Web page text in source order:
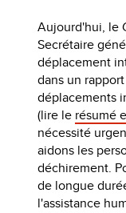
Aujourd'hui, le
Secrétaire
déplacement
dans un
déplacements
(lire le résumé
nécessité
aidons les
déchirement.
de longue
l'assistance